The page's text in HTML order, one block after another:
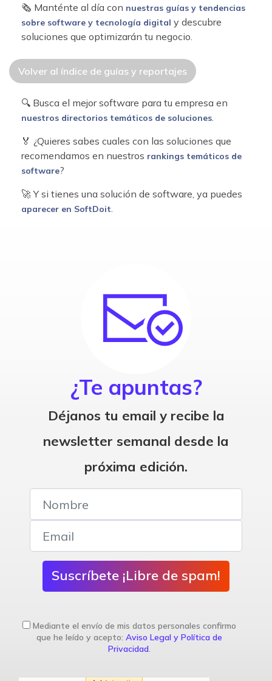
🗞 Manténte al día con nuestras guías y tendencias
sobre software y tecnología digital y descubre
soluciones que optimizarán tu negocio.
Volver al índice de guías y reportajes
🔍 Busca el mejor software para tu empresa en
nuestros directorios temáticos de soluciones.
🏅 ¿Quieres sabes cuales con las soluciones que
recomendamos en nuestros rankings temáticos de
software?
🚀 Y si tienes una solución de software, ya puedes
aparecer en SoftDoit.
¿Te apuntas?
Déjanos tu email y recibe la
newsletter semanal desde la
próxima edición.
Suscríbete ¡Libre de spam!
Mediante el envío de mis datos personales confirmo
que he leído y acepto: Aviso Legal y Política de
Privacidad.